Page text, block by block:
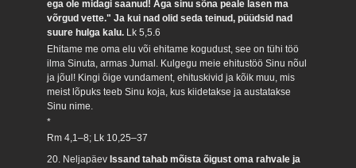
ega ole midagi saanud! Aga sinu sõna peale lasen ma
võrgud vette." Ja kui nad olid seda teinud, püüdsid nad
suure hulga kalu. Lk 5,5.6
Ehitame me oma elu või ehitame kogudust, see on tühi töö
ilma Sinuta, armas Jumal. Kulgegu meie ehitustöö Sinu nõul
ja jõul! Kingi õige vundament, ehituskivid ja kõik muu, mis
meist lõpuks teeb Sinu koja, kus kiidetakse ja austatakse
Sinu nime.
*
Rm 4,1–8; Lk 10,25–37
20. NeljapäevIssand tahab mõista õigust oma rahvale ja